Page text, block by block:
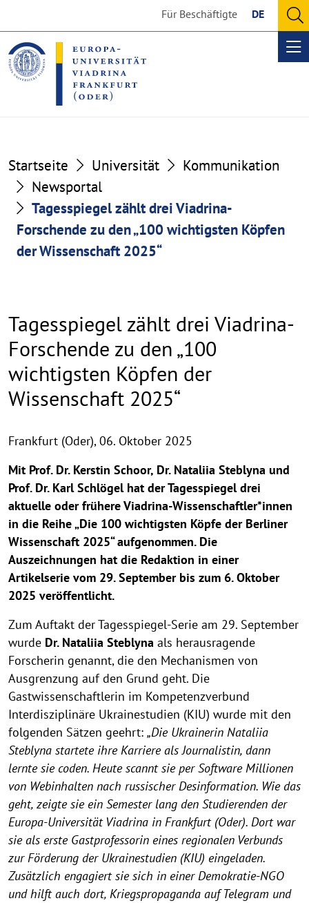
the
content
section
the
footer
section
Für Beschäftigte DE
Startseite Universität
Kommunikation
Newsportal
Tagesspiegel zählt drei Viadrina-
Forschende zu den „100 wichtigsten Köpfen
der Wissenschaft 2025“
Tagesspiegel zählt drei Viadrina-
Forschende zu den „100
wichtigsten Köpfen der
Wissenschaft 2025“
Frankfurt (Oder),06. Oktober 2025
Mit Prof. Dr. Kerstin Schoor, Dr. Nataliia Steblyna und
Prof. Dr. Karl Schlögel hat der Tagesspiegel drei
aktuelle oder frühere Viadrina-Wissenschaftler*innen
in die Reihe „Die 100 wichtigsten Köpfe der Berliner
Wissenschaft 2025“ aufgenommen. Die
Auszeichnungen hat die Redaktion in einer
Artikelserie vom 29. September bis zum 6. Oktober
2025 veröffentlicht.
Zum Auftakt der Tagesspiegel-Serie am 29. September
wurde Dr. Nataliia Steblyna als herausragende
Forscherin genannt, die den Mechanismen von
Ausgrenzung auf den Grund geht. Die
Gastwissenschaftlerin im Kompetenzverbund
Interdisziplinäre Ukrainestudien (KIU) wurde mit den
folgenden Sätzen geehrt: „Die Ukrainerin Nataliia
Steblyna startete ihre Karriere als Journalistin, dann
lernte sie coden. Heute scannt sie per Software Millionen
von Webinhalten nach russischer Desinformation. Wie das
geht, zeigte sie ein Semester lang den Studierenden der
Europa-Universität Viadrina in Frankfurt (Oder). Dort war
sie als erste Gastprofessorin eines regionalen Verbunds
zur Förderung der Ukrainestudien (KIU) eingeladen.
Zusätzlich engagiert sie sich in einer Demokratie-NGO
und hilft auch dort, Kriegspropaganda auf Telegram und